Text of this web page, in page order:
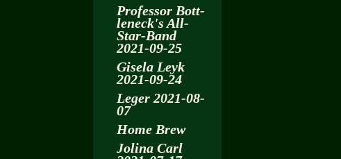
Pro­fes­sor Bott­
len­eck's All-
Star-Band
2021-09-25
Gi­se­la Leyk
2021-09-24
Leger 2021-08-
07
Home Brew
Jo­li­na Carl